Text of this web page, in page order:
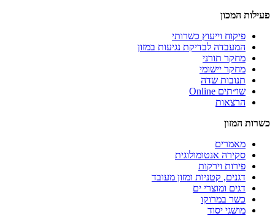
פעילות המכון
פיקוח וייעוץ כשרותי
המעבדה לבדיקת נגיעות במזון
מחקר תורני
מחקר יישומי
תנובות שדה
שו״תים Online
הרצאות
כשרות המזון
מאמרים
סקירה אנטומולוגית
פירות וירקות
דגנים, קטניות ומזון מעובד
דגים ומוצרי ים
כשר במרוקו
מושגי יסוד